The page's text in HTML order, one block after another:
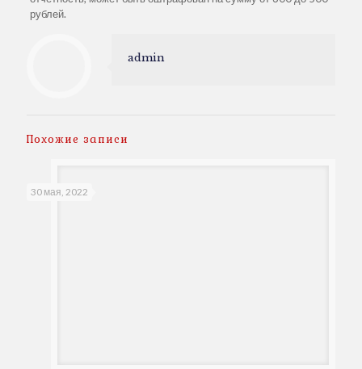
рублей.
admin
Похожие записи
30 мая, 2022